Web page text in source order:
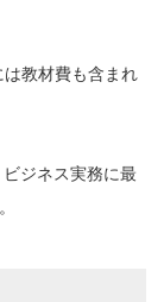
教材費も含まれ
ジネス実務に最